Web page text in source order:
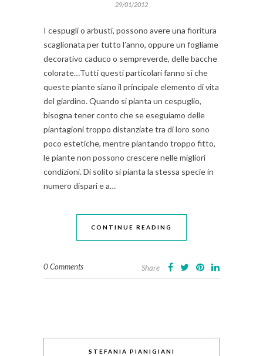
29/01/2012
I cespugli o arbusti, possono avere una fioritura
scaglionata per tutto l’anno, oppure un fogliame
decorativo caduco o sempreverde, delle bacche
colorate…Tutti questi particolari fanno si che
queste piante siano il principale elemento di vita
del giardino. Quando si pianta un cespuglio,
bisogna tener conto che se eseguiamo delle
piantagioni troppo distanziate tra di loro sono
poco estetiche, mentre piantando troppo fitto,
le piante non possono crescere nelle migliori
condizioni. Di solito si pianta la stessa specie in
numero dispari e a…
CONTINUE READING
0 Comments Share
STEFANIA PIANIGIANI